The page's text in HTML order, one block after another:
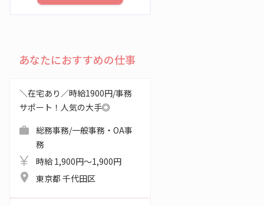
あなたにおすすめの仕事
＼在宅あり／時給1900円/事務
サポート！人気の大手◎
総務事務/一般事務・OA事
務
時給 1,900円～1,900円
東京都 千代田区